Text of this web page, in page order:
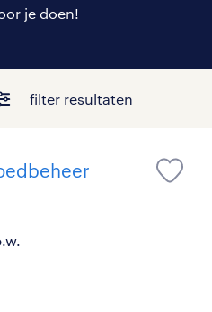
over randstad
je doen!
filter resultaten